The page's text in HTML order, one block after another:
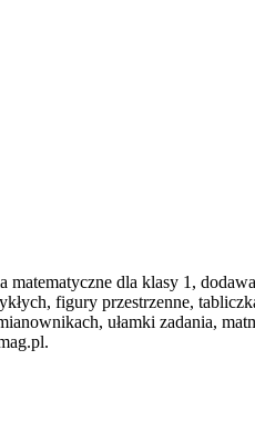
matematyczne dla klasy 1,
figury przestrzenne,
ułamki zadania,